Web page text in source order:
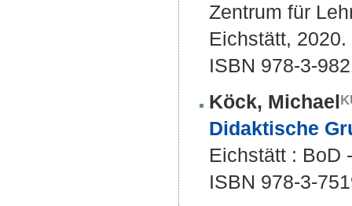
Zentrum für
Eichstätt,
ISBN 978-3-
Köck, Michael
Didaktische
Eichstätt : BoD
ISBN 978-3-